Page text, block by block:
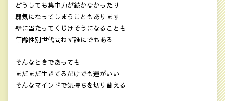
どうしても集中力が続かなかったり
弱気になってしまうこともあります
壁に当たってくじけそうになることも
年齢性別世代問わず誰にでもある
そんなときであっても
まだまだ生きてるだけでも運がいい
そんなマインドで気持ちを切り替える